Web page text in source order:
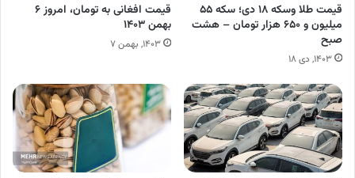
قیمت طلا وسکه ۱۸ دی؛ سکه ۵۵
میلیون و ۶۵۰ هزار تومان – هشت
صبح
۱۴۰۳, دی ۱۸
قیمت افغانی به تومان، امروز ۶
بهمن ۱۴۰۳
۱۴۰۳, بهمن ۷